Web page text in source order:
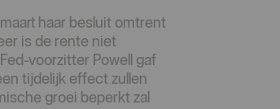
haar besluit omtrent
is de rente niet
voorzitter Powell gaf
tijdelijk effect zullen
groei beperkt zal